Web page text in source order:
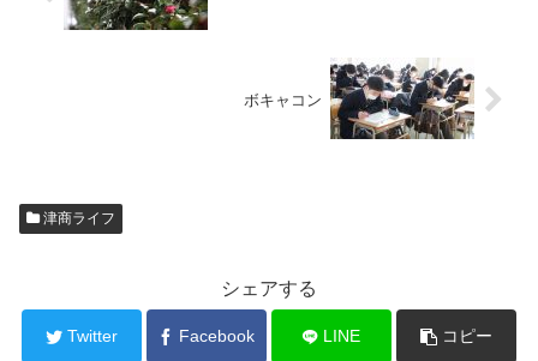
ボキャコン
津商ライフ
シェアする
Twitter Facebook LINE コピー